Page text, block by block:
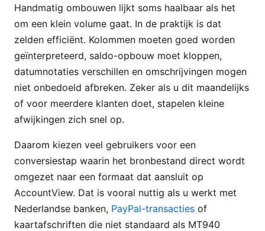
Handmatig ombouwen lijkt soms haalbaar als het
om een klein volume gaat. In de praktijk is dat
zelden efficiënt. Kolommen moeten goed worden
geïnterpreteerd, saldo-opbouw moet kloppen,
datumnotaties verschillen en omschrijvingen mogen
niet onbedoeld afbreken. Zeker als u dit maandelijks
of voor meerdere klanten doet, stapelen kleine
afwijkingen zich snel op.
Daarom kiezen veel gebruikers voor een
conversiestap waarin het bronbestand direct wordt
omgezet naar een formaat dat aansluit op
AccountView. Dat is vooral nuttig als u werkt met
Nederlandse banken, PayPal-transacties of
kaartafschriften die niet standaard als MT940